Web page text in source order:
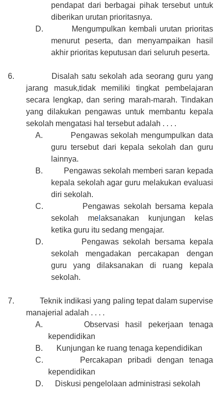
pendapat dari berbagai pihak tersebut untuk
diberikan urutan prioritasnya.
D.
Mengumpulkan kembali urutan prioritas
menurut peserta, dan menyampaikan hasil
akhir prioritas keputusan dari seluruh peserta.
6.
Disalah satu sekolah ada seorang guru yang
jarang masuk,tidak memiliki tingkat pembelajaran
secara lengkap, dan sering marah-marah. Tindakan
yang dilakukan pengawas untuk membantu kepala
sekolah mengatasi hal tersebut adalah . . . .
A.
Pengawas sekolah mengumpulkan data
guru tersebut dari kepala sekolah dan guru
lainnya.
B.
Pengawas sekolah memberi saran kepada
kepala sekolah agar guru melakukan evaluasi
diri sekolah.
C.
Pengawas sekolah bersama kepala
sekolah mel aksanakan kunjungan kelas
ketika guru itu sedang mengajar.
D.
Pengawas sekolah bersama kepala
sekolah mengadakan percakapan dengan
guru yang dilaksanakan di ruang kepala
sekolah.
7.
Teknik indikasi yang paling tepat dalam supervise
manajerial adalah . . . .
A.
Observasi hasil pekerjaan tenaga
kependidikan
B.
Kunjungan ke ruang tenaga kependidikan
C.
Percakapan pribadi dengan tenaga
kependidikan
D.
Diskusi pengelolaan administrasi sekolah